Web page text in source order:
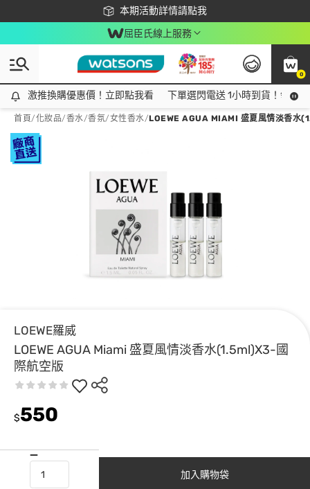
本期活動詳情請點我
下載app最高回饋$350
屈臣氏線上服務
0
激推換購優惠價！立即點我看
激推換購優惠價！立即點我看 下單選閃電送 1小時到貨！領神
首頁/化妝品/香水/香氛/女性香水/LOEWE AGUA MIAMI 盛夏風情淡香水
LOEWE羅威
LOEWE AGUA Miami 盛夏風情淡香水(1.5ml)X3-國
際航空版
$550
加入購物袋